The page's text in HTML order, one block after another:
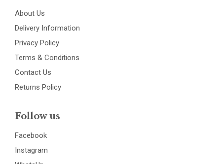
About Us
Delivery Information
Privacy Policy
Terms & Conditions
Contact Us
Returns Policy
Follow us
Facebook
Instagram